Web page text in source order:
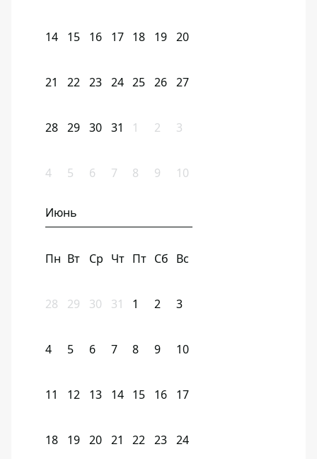
14 15 16 17 18 19 20
21 22 23 24 25 26 27
28 29 30 31 1 2 3
4 5 6 7 8 9 10
Июнь
Пн Вт Ср Чт Пт Сб Вс
28 29 30 31 1 2 3
4 5 6 7 8 9 10
11 12 13 14 15 16 17
18 19 20 21 22 23 24